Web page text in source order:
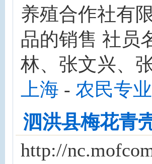
养殖合作社有
品的销售 社员
林、张文兴、
上海 - 农民专
泗洪县梅花青
http://